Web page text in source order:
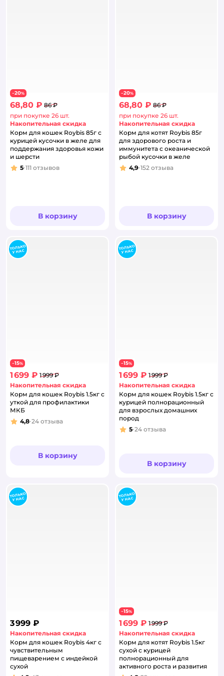
−20%
68,80 ₽ 86 ₽
при покупке 26 шт.
Накопительная скидка
Корм для кошек Roybis 85г с
курицей кусочки в желе для
поддержания здоровья кожи
и шерсти
Рейтинг:
5 111 отзывов
В корзину
−20%
68,80 ₽ 86 ₽
при покупке 26 шт.
Накопительная скидка
Корм для котят Roybis 85г
для здорового роста и
иммунитета с океанической
рыбой кусочки в желе
Рейтинг:
4,9 152 отзыва
В корзину
−15%
1 699 ₽ 1 999 ₽
Накопительная скидка
Корм для кошек Roybis 1.5кг с
уткой для профилактики
МКБ
Рейтинг:
4,8 24 отзыва
В корзину
−15%
1 699 ₽ 1 999 ₽
Накопительная скидка
Корм для кошек Roybis 1.5кг с
курицей полнорационный
для взрослых домашних
пород
Рейтинг:
5 24 отзыва
В корзину
3 999 ₽
Накопительная скидка
Корм для кошек Roybis 4кг с
чувствительным
пищеварением с индейкой
сухой
−15%
1 699 ₽ 1 999 ₽
Накопительная скидка
Корм для котят Roybis 1.5кг
сухой с курицей
полнорационный для
активного роста и развития